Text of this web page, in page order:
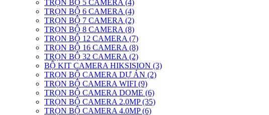
TRỌN BỘ 5 CAMERA (4)
TRỌN BỘ 6 CAMERA (4)
TRỌN BỘ 7 CAMERA (2)
TRỌN BỘ 8 CAMERA (8)
TRỌN BỘ 12 CAMERA (7)
TRỌN BỘ 16 CAMERA (8)
TRỌN BỘ 32 CAMERA (2)
BỘ KIT CAMERA HIKSISION (3)
TRỌN BỘ CAMERA DỰ ÁN (2)
TRỌN BỘ CAMERA WIFI (9)
TRỌN BỘ CAMERA DOME (6)
TRỌN BỘ CAMERA 2.0MP (35)
TRỌN BỘ CAMERA 4.0MP (6)